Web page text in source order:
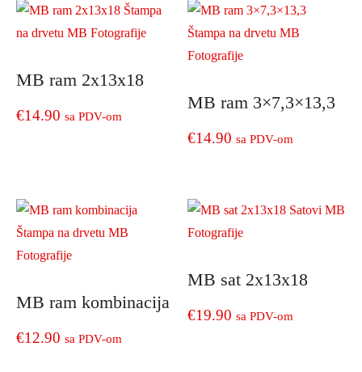
MB ram 2x13x18
€14.90 sa PDV-om
MB ram 3×7,3×13,3
€14.90 sa PDV-om
MB ram kombinacija
€12.90 sa PDV-om
MB sat 2x13x18
€19.90 sa PDV-om